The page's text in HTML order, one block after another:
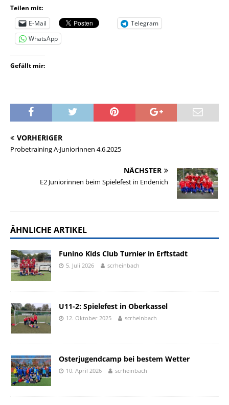
Teilen mit:
E-Mail
Telegram
WhatsApp
Gefällt mir:
VORHERIGER
Probetraining A-Juniorinnen 4.6.2025
NÄCHSTER
E2 Juniorinnen beim Spielefest in Endenich
ÄHNLICHE ARTIKEL
Funino Kids Club Turnier in Erftstadt
5. Juli 2026 scrheinbach
U11-2: Spielefest in Oberkassel
12. Oktober 2025 scrheinbach
Osterjugendcamp bei bestem Wetter
10. April 2026 scrheinbach